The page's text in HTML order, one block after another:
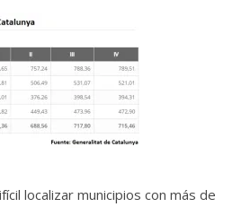
localizar municipios con más de